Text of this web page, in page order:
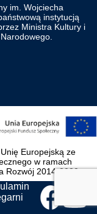
im. Wojciecha
instytucją
Ministra Kultury i
Europejską ze
w ramach
Rozwój 2014-2020.